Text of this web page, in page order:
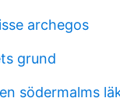
archegos
grund
södermalms